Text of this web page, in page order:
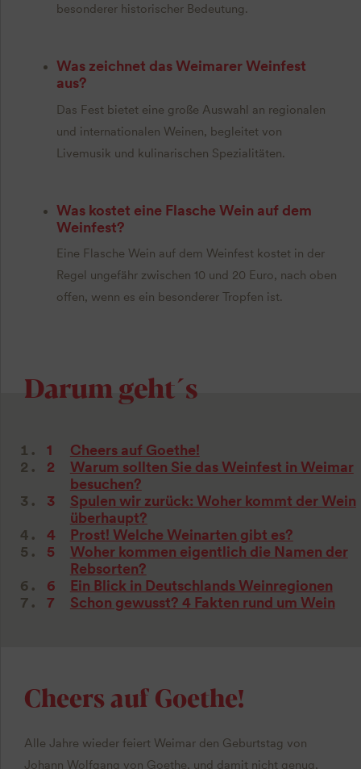
besonderer historischer Bedeutung.
Was zeichnet das Weimarer Weinfest
aus?
Das Fest bietet eine große Auswahl an regionalen
und internationalen Weinen, begleitet von
Livemusik und kulinarischen Spezialitäten.
Was kostet eine Flasche Wein auf dem
Weinfest?
Eine Flasche Wein auf dem Weinfest kostet in der
Regel ungefähr zwischen 10 und 20 Euro, nach oben
offen, wenn es ein besonderer Tropfen ist.
Darum geht´s
Cheers auf Goethe!
Warum sollten Sie das Weinfest in Weimar
besuchen?
Spulen wir zurück: Woher kommt der Wein
überhaupt?
Prost! Welche Weinarten gibt es?
Woher kommen eigentlich die Namen der
Rebsorten?
Ein Blick in Deutschlands Weinregionen
Schon gewusst? 4 Fakten rund um Wein
Cheers auf Goethe!
Alle Jahre wieder feiert Weimar den Geburtstag von
Johann Wolfgang von Goethe, und damit nicht genug,